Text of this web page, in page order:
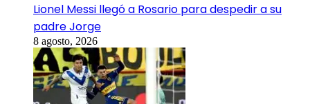
Lionel Messi llegó a Rosario para despedir a su
padre Jorge
8 agosto, 2026